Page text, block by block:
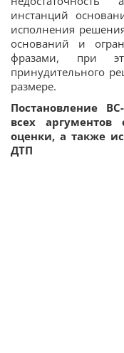
инстанций
исполнения
оснований и
фразами, при
принудительного
размере.
Постановление
всех
оценки, а также
ДТП